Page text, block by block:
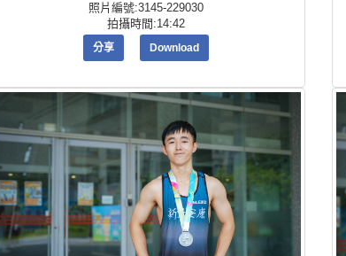
照片編號:3145-229030
拍攝時間:14:42
分享 Download